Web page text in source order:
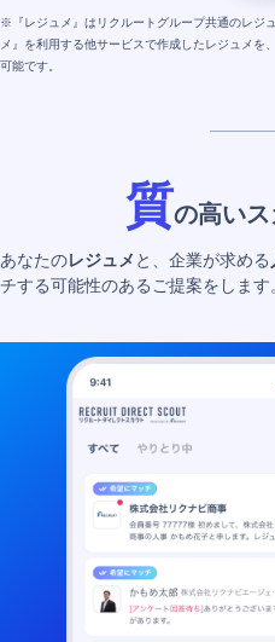
※『レジュメ』はリクルートグループ共通のレジ
メ』を利用する他サービスで作成したレジュメを
可能です。
質の高いス
あなたのレジュメ と、企業が求める
チする可能性のあるご提案をします